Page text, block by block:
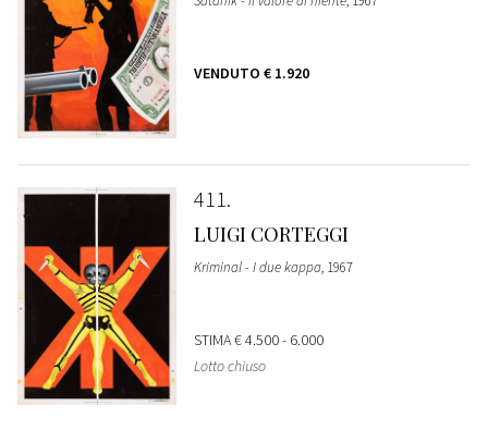
VENDUTO € 1.920
411
LUIGI CORTEGGI
Kriminal - I due kappa, 1967
STIMA€ 4.500 - 6.000
Lotto chiuso